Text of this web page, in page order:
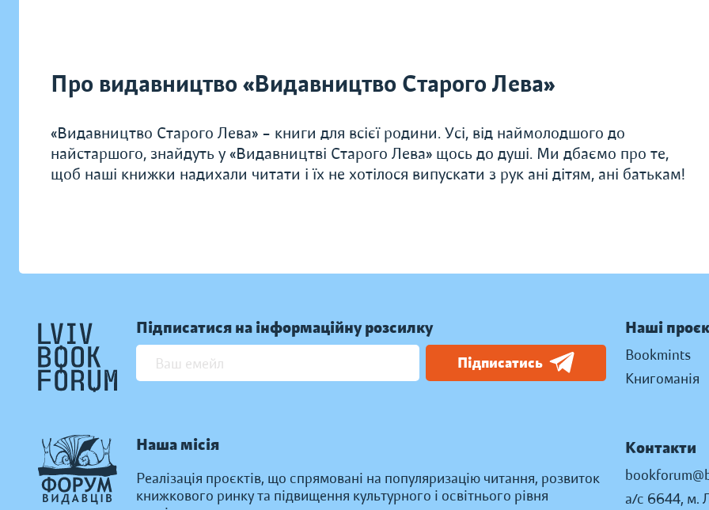
Про видавництво «Видавництво Старого Лева»
«Видавництво Старого Лева» – книги для всієї родини. Усі, від наймолодшого до
найстаршого, знайдуть у «Видавництві Старого Лева» щось до душі. Ми дбаємо про те,
щоб наші книжки надихали читати і їх не хотілося випускати з рук ані дітям, ані батькам!
Підписатися на інформаційну розсилку
Підписатись
Наша місія
Реалізація проєктів, що спрямовані на популяризацію читання, розвиток
книжкового ринку та підвищення культурного і освітнього рівня
Наші
Bookmints
Книгоманія
Контакти
а/с 6644, м.